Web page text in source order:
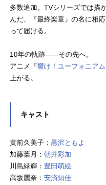
多数追加。TVシリーズでは描
んだ、『最終楽章』の名に相
って届ける。
10年の軌跡――その先へ。
アニメ『響け！ユーフォニアム
上がる。
キャスト
黄前久美子： 黒沢ともよ
加藤葉月： 朝井彩加
川島緑輝： 豊田萌絵
高坂麗奈： 安済知佳